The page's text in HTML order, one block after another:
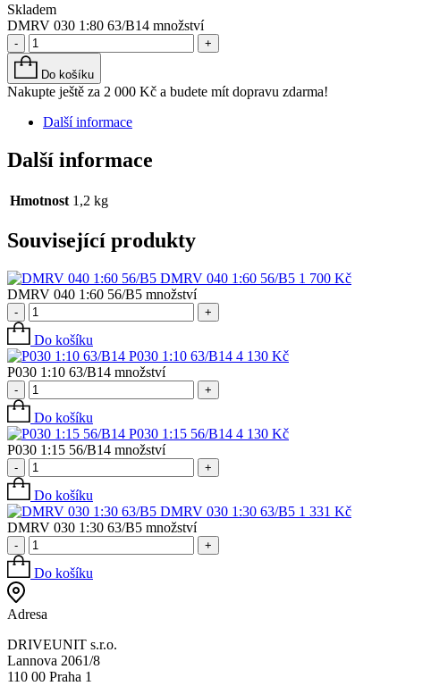
Skladem
DMRV 030 1:80 63/B14 množství
- +
Do košíku
Nakupte ještě za 2 000 Kč a budete mít dopravu zdarma!
Další informace
Další informace
Hmotnost 1,2 kg
Související produkty
DMRV 040 1:60 56/B5 1 700 Kč
DMRV 040 1:60 56/B5 množství
- +
Do košíku
P030 1:10 63/B14 4 130 Kč
P030 1:10 63/B14 množství
- +
Do košíku
P030 1:15 56/B14 4 130 Kč
P030 1:15 56/B14 množství
- +
Do košíku
DMRV 030 1:30 63/B5 1 331 Kč
DMRV 030 1:30 63/B5 množství
- +
Do košíku
Adresa
DRIVEUNIT s.r.o.
Lannova 2061/8
110 00 Praha 1